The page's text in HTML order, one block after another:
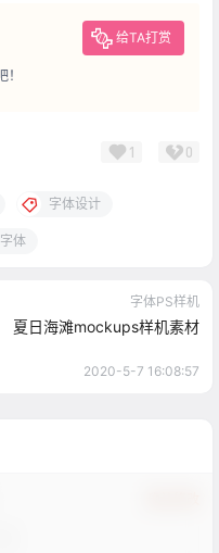
给TA打赏
1 0
字体设计
体
字体PS样机
夏日海滩mockups样机素材
2020-5-7 16:08:57